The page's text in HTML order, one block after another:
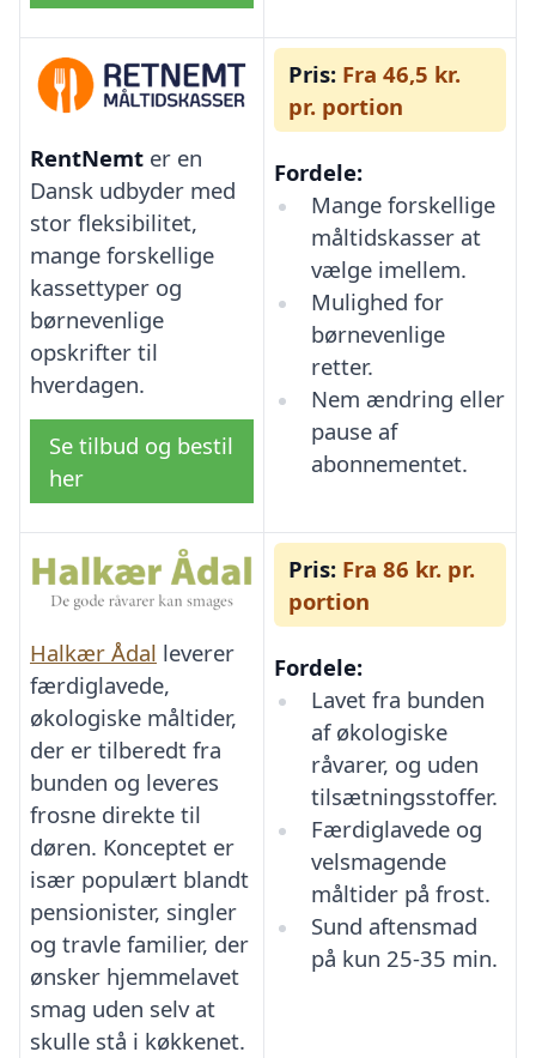
RentNemt er en
Dansk udbyder med
stor fleksibilitet,
mange forskellige
kassettyper og
børnevenlige
opskrifter til
hverdagen.
Se tilbud og bestil
her
Pris: Fra 46,5 kr.
pr. portion
Fordele:
Mange forskellige
måltidskasser at
vælge imellem.
Mulighed for
børnevenlige
retter.
Nem ændring eller
pause af
abonnementet.
Halkær Ådal leverer
færdiglavede,
økologiske måltider,
der er tilberedt fra
bunden og leveres
frosne direkte til
døren. Konceptet er
især populært blandt
pensionister, singler
og travle familier, der
ønsker hjemmelavet
smag uden selv at
skulle stå i køkkenet.
Pris: Fra 86 kr. pr.
portion
Fordele:
Lavet fra bunden
af økologiske
råvarer, og uden
tilsætningsstoffer.
Færdiglavede og
velsmagende
måltider på frost.
Sund aftensmad
på kun 25-35 min.